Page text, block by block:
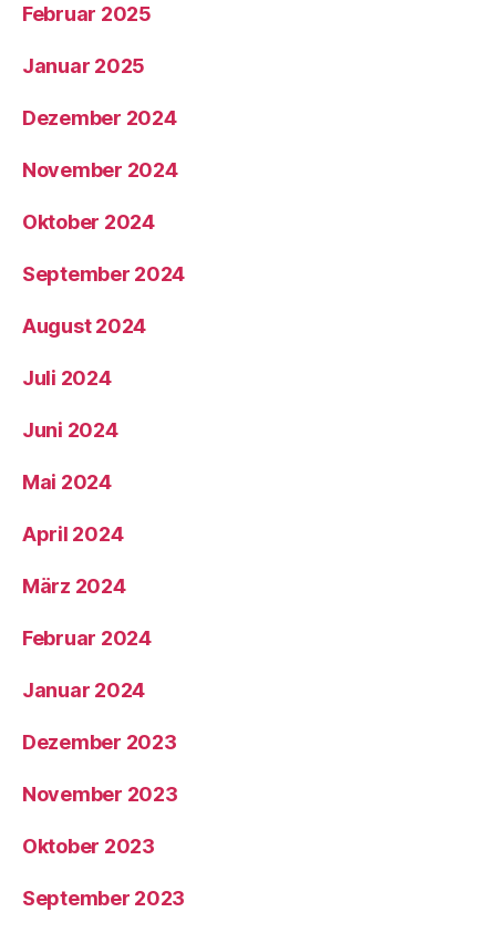
Februar 2025
Januar 2025
Dezember 2024
November 2024
Oktober 2024
September 2024
August 2024
Juli 2024
Juni 2024
Mai 2024
April 2024
März 2024
Februar 2024
Januar 2024
Dezember 2023
November 2023
Oktober 2023
September 2023